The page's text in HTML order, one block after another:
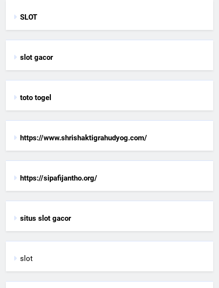
SLOT
slot gacor
toto togel
https://www.shrishaktigrahudyog.com/
https://sipafijantho.org/
situs slot gacor
slot